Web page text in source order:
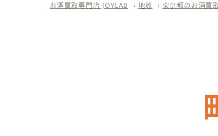
お酒買取専門店 JOYLAB › 地域 › 東京都のお酒買